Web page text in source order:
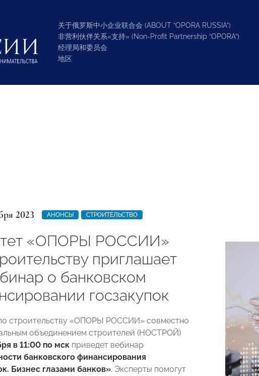
关于俄罗斯中小企业联合会 (ABOUT “OPORA RUSSIA”)
非营利伙伴关系«支持» (Non-Profit Partnership “OPORA”)
经理局和委员会
地区
2023 АНОНСЫ СТРОИТЕЛЬСТВО
«ОПОРЫ РОССИИ»
приглашает
о банковском
госзакупок
строительству «ОПОРЫ РОССИИ» совместно
объединением строителей (НОСТРОЙ)
в 11:00 по мск приведет вебинар
банковского финансирования
Бизнес глазами банков». Эксперты помогут